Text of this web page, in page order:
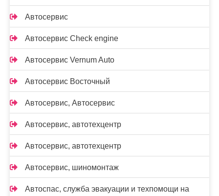
Автосервис
Автосервис Check engine
Автосервис Vernum Auto
Автосервис Восточный
Автосервис, Автосервис
Автосервис, автотехцентр
Автосервис, автотехцентр
Автосервис, шиномонтаж
Автоспас, служба эвакуации и техпомощи на